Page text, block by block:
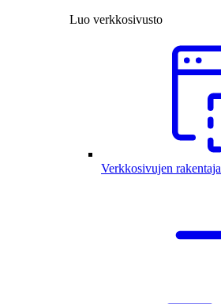
Luo verkkosivusto
Verkkosivujen rakentaja